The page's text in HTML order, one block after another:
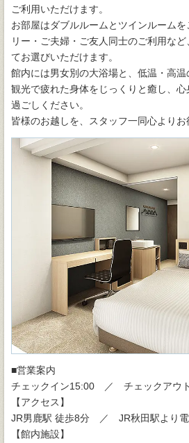
ご利用いただけます。
お部屋はダブルルームとツインルームを
リー・ご夫婦・ご友人同士のご利用な
てお選びいただけます。
館内には男女別の大浴場と、低温・高温
観光で疲れた身体をじっくりと癒し、
過ごしください。
皆様のお越しを、スタッフ一同心よりお
■営業案内
チェックイン15:00 ／ チェックアウ
【アクセス】
JR男鹿駅 徒歩8分 ／ JR秋田駅より
【館内施設】